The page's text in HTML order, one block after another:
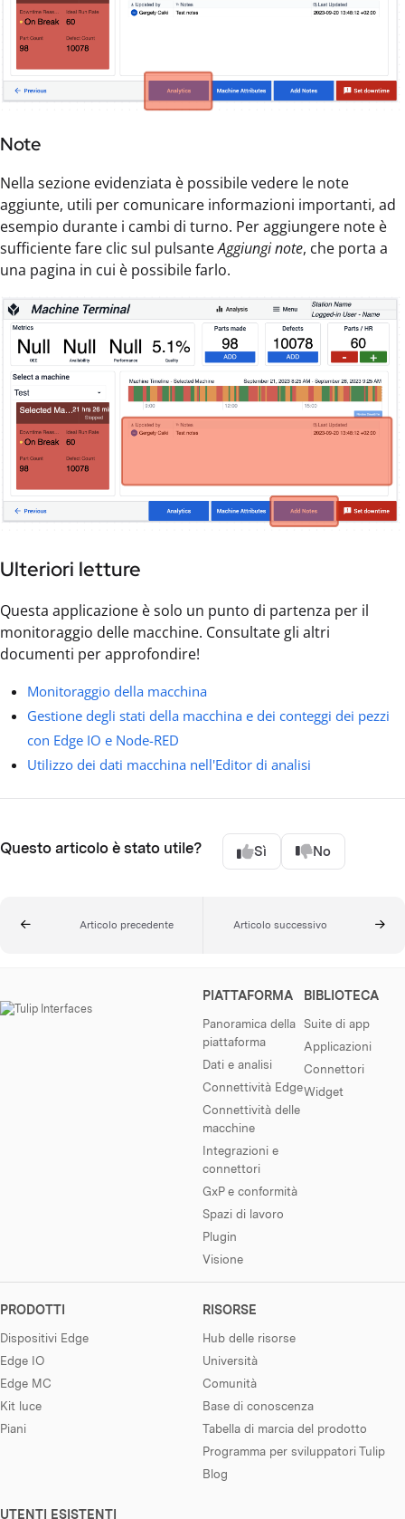
Note
Nella sezione evidenziata è possibile vedere le note
aggiunte, utili per comunicare informazioni importanti, ad
esempio durante i cambi di turno. Per aggiungere note è
sufficiente fare clic sul pulsanteAggiungi note, che porta a
una pagina in cui è possibile farlo.
Ulteriori letture
Questa applicazione è solo un punto di partenza per il
monitoraggio delle macchine. Consultate gli altri
documenti per approfondire!
Monitoraggio della macchina
Gestione degli stati della macchina e dei conteggi dei pezzi
con Edge IO e Node-RED
Utilizzo dei dati macchina nell'Editor di analisi
Questo articolo è stato utile? Sì No
Articolo precedente Articolo successivo
PIATTAFORMA
Panoramica della
piattaforma
Dati e analisi
Connettività Edge
Connettività delle
macchine
Integrazioni e
connettori
GxP e conformità
Spazi di lavoro
Plugin
Visione
BIBLIOTECA
Suite di app
Applicazioni
Connettori
Widget
PRODOTTI
Dispositivi Edge
Edge IO
Edge MC
Kit luce
Piani
RISORSE
Hub delle risorse
Università
Comunità
Base di conoscenza
Tabella di marcia del prodotto
Programma per sviluppatori Tulip
Blog
UTENTI ESISTENTI